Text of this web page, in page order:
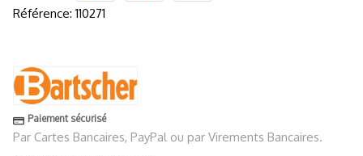
Référence: 110271
Paiement sécurisé
Par Cartes Bancaires, PayPal ou par Virements Bancaires.